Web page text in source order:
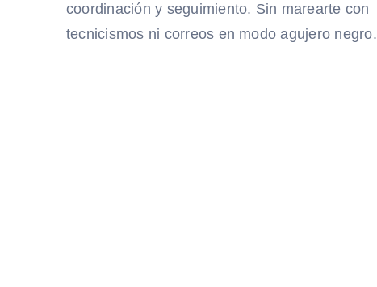
coordinación y seguimiento. Sin marearte con
tecnicismos ni correos en modo agujero negro.